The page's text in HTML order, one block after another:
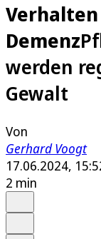
Demenz
werden
Gewalt
Von
Gerhard Voogt
17.06.2024,
2 min